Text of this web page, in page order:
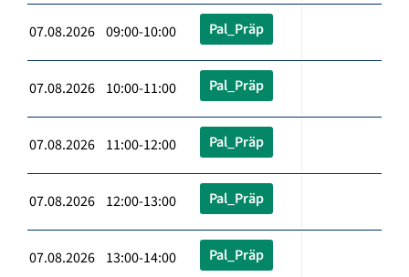
07.08.2026 09:00-10:00 Pal_Präp
07.08.2026 10:00-11:00 Pal_Präp
07.08.2026 11:00-12:00 Pal_Präp
07.08.2026 12:00-13:00 Pal_Präp
07.08.2026 13:00-14:00 Pal_Präp